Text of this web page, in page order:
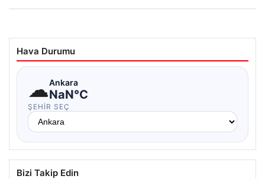
Hava Durumu
☁Ankara
NaN°C
ŞEHIR SEÇ
Bizi Takip Edin